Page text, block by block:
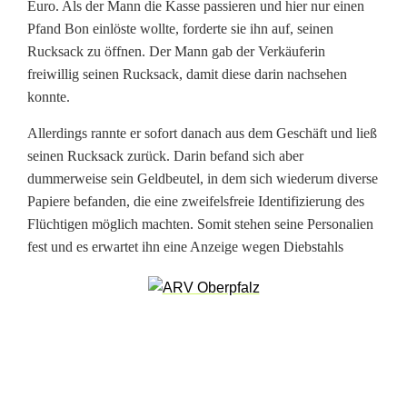
l
a
u
f
e
n
:
Euro. Als der Mann die Kasse passieren und hier nur einen
Pfand Bon einlöste wollte, forderte sie ihn auf, seinen
Rucksack zu öffnen. Der Mann gab der Verkäuferin
freiwillig seinen Rucksack, damit diese darin nachsehen
konnte.
Allerdings rannte er sofort danach aus dem Geschäft und ließ
seinen Rucksack zurück. Darin befand sich aber
dummerweise sein Geldbeutel, in dem sich wiederum diverse
Papiere befanden, die eine zweifelsfreie Identifizierung des
Flüchtigen möglich machten. Somit stehen seine Personalien
fest und es erwartet ihn eine Anzeige wegen Diebstahls